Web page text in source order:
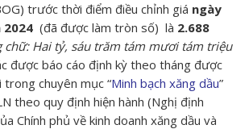
trước thời điểm điều chỉnh giá ngày
2024 (đã được làm tròn số) là 2.688
chữ: Hai tỷ, sáu trăm tám mươi tám triệu
được báo cáo định kỳ theo tháng được
chuyên mục “Minh bạch xăng dầu”
theo quy định hiện hành (Nghị định
Chính phủ về kinh doanh xăng dầu và